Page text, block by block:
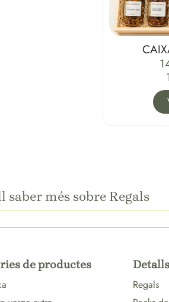
saber més sobre Regals
de productes
Regals